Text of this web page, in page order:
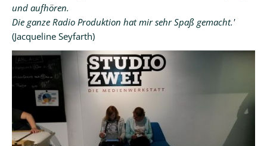
und aufhören.
Die ganze Radio Produktion hat mir sehr Spaß gemacht.'
(Jacqueline Seyfarth)